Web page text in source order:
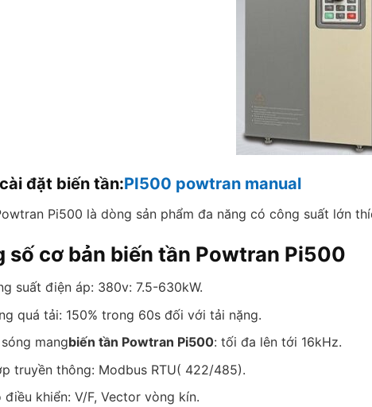
đặt biến tần:PI500 powtran manual
Pi500 là dòng sản phẩm đa năng có công suất lớn
số cơ bản biến tần Powtran Pi500
suất điện áp: 380v: 7.5-630kW.
quá tải: 150% trong 60s đối với tải nặng.
mangbiến tần Powtran Pi500: tối đa lên tới 16kHz.
truyền thông: Modbus RTU( 422/485).
điều khiển: V/F, Vector vòng kín.